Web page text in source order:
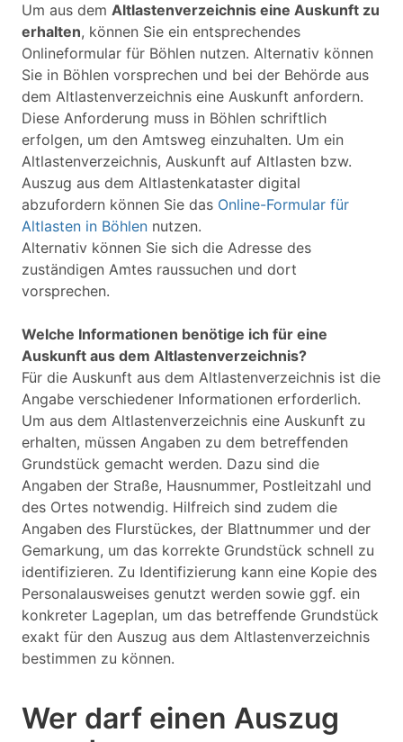
Um aus dem Altlastenverzeichnis eine Auskunft zu
erhalten, können Sie ein entsprechendes
Onlineformular für Böhlen nutzen. Alternativ können
Sie in Böhlen vorsprechen und bei der Behörde aus
dem Altlastenverzeichnis eine Auskunft anfordern.
Diese Anforderung muss in Böhlen schriftlich
erfolgen, um den Amtsweg einzuhalten. Um ein
Altlastenverzeichnis, Auskunft auf Altlasten bzw.
Auszug aus dem Altlastenkataster digital
abzufordern können Sie das Online-Formular für
Altlasten in Böhlen nutzen.
Alternativ können Sie sich die Adresse des
zuständigen Amtes raussuchen und dort
vorsprechen.
Welche Informationen benötige ich für eine
Auskunft aus dem Altlastenverzeichnis?
Für die Auskunft aus dem Altlastenverzeichnis ist die
Angabe verschiedener Informationen erforderlich.
Um aus dem Altlastenverzeichnis eine Auskunft zu
erhalten, müssen Angaben zu dem betreffenden
Grundstück gemacht werden. Dazu sind die
Angaben der Straße, Hausnummer, Postleitzahl und
des Ortes notwendig. Hilfreich sind zudem die
Angaben des Flurstückes, der Blattnummer und der
Gemarkung, um das korrekte Grundstück schnell zu
identifizieren. Zu Identifizierung kann eine Kopie des
Personalausweises genutzt werden sowie ggf. ein
konkreter Lageplan, um das betreffende Grundstück
exakt für den Auszug aus dem Altlastenverzeichnis
bestimmen zu können.
Wer darf einen Auszug